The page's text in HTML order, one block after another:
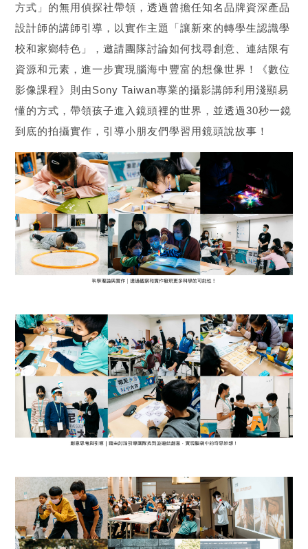
方式」的無用偵探社帶領，透過曾擔任知名品牌資深產品
設計師的講師引導，以實作主題「讓新來的轉學生認識學
校和家鄉特色」，邀請團隊討論如何找尋創意、連結限有
資源和元素，進一步實現腦海中豐富的想像世界！《數位
影像課程》則由Sony Taiwan專業的攝影講師利用淺顯易
懂的方式，帶領孩子進入鏡頭裡的世界，並透過30秒一鏡
到底的拍攝實作，引導小朋友們學習用鏡頭說故事！